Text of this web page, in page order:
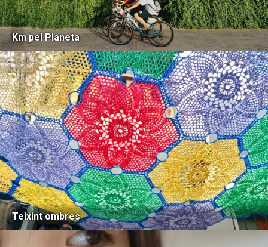
Km pel Planeta
Teixint ombres